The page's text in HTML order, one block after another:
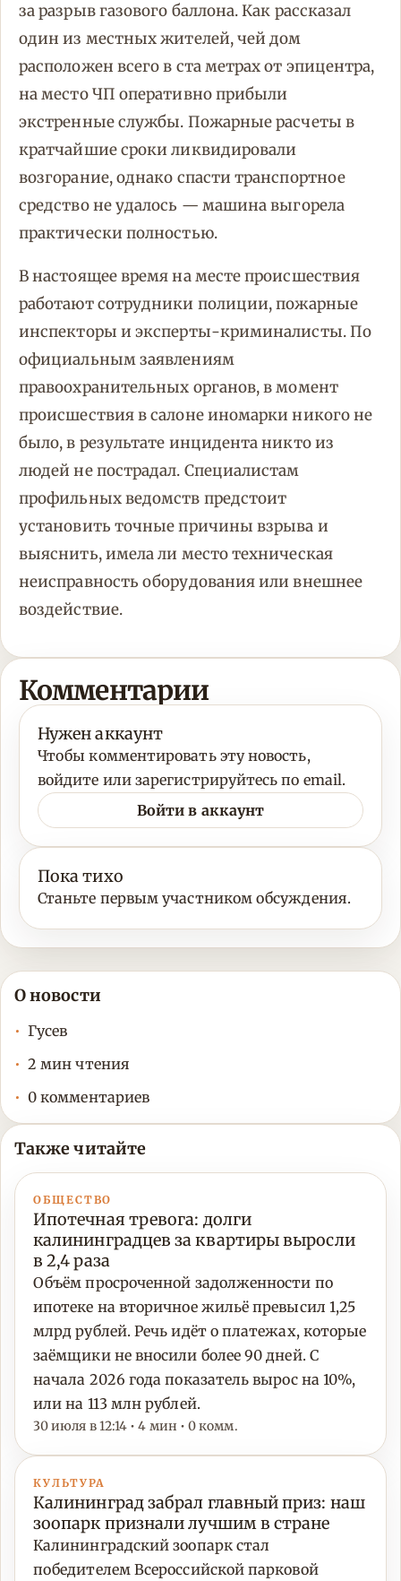
за разрыв газового баллона. Как рассказал
один из местных жителей, чей дом
расположен всего в ста метрах от эпицентра,
на место ЧП оперативно прибыли
экстренные службы. Пожарные расчеты в
кратчайшие сроки ликвидировали
возгорание, однако спасти транспортное
средство не удалось — машина выгорела
практически полностью.
В настоящее время на месте происшествия
работают сотрудники полиции, пожарные
инспекторы и эксперты-криминалисты. По
официальным заявлениям
правоохранительных органов, в момент
происшествия в салоне иномарки никого не
было, в результате инцидента никто из
людей не пострадал. Специалистам
профильных ведомств предстоит
установить точные причины взрыва и
выяснить, имела ли место техническая
неисправность оборудования или внешнее
воздействие.
Комментарии
Нужен аккаунт
Чтобы комментировать эту новость,
войдите или зарегистрируйтесь по email.
Войти в аккаунт
Пока тихо
Станьте первым участником обсуждения.
О новости
Гусев
2 мин чтения
0 комментариев
Также читайте
ОБЩЕСТВО
Ипотечная тревога: долги
калининградцев за квартиры выросли
в 2,4 раза
Объём просроченной задолженности по
ипотеке на вторичное жильё превысил 1,25
млрд рублей. Речь идёт о платежах, которые
заёмщики не вносили более 90 дней. С
начала 2026 года показатель вырос на 10%,
или на 113 млн рублей.
30 июля в 12:14 • 4 мин • 0 комм.
КУЛЬТУРА
Калининград забрал главный приз: наш
зоопарк признали лучшим в стране
Калининградский зоопарк стал
победителем Всероссийской парковой